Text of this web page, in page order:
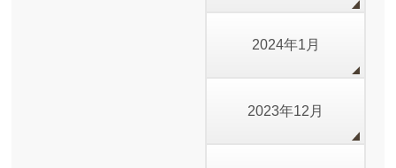
2024年1月
2023年12月